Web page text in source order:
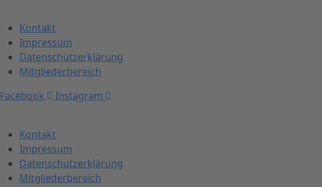
Kontakt
Impressum
Datenschutzerklärung
Mitgliederbereich
Facebook
Instagram
Kontakt
Impressum
Datenschutzerklärung
Mitgliederbereich